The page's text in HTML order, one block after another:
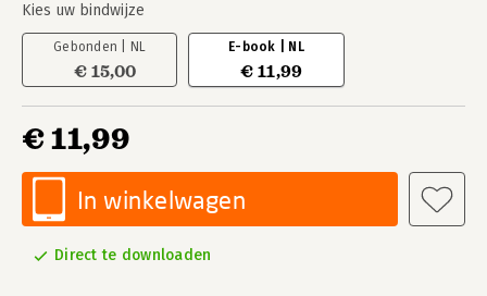
Kies uw bindwijze
Gebonden | NL
€ 15,00
E-book | NL
€ 11,99
€ 11,99
In winkelwagen
Direct te downloaden